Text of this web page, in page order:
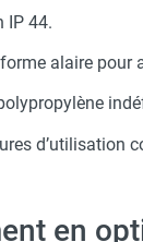
IP 44.
alaire pour
d’utilisation
en